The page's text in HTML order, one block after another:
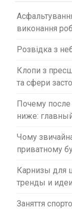
виконання
Розвідка з
Клопи з
та сфери
Почему
ниже:
Чому
приватному
Карнизы для
тренды и идеи
Заняття